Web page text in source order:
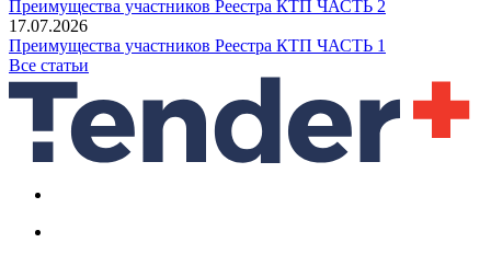
Преимущества участников Реестра КТП ЧАСТЬ 2
17.07.2026
Преимущества участников Реестра КТП ЧАСТЬ 1
Все статьи